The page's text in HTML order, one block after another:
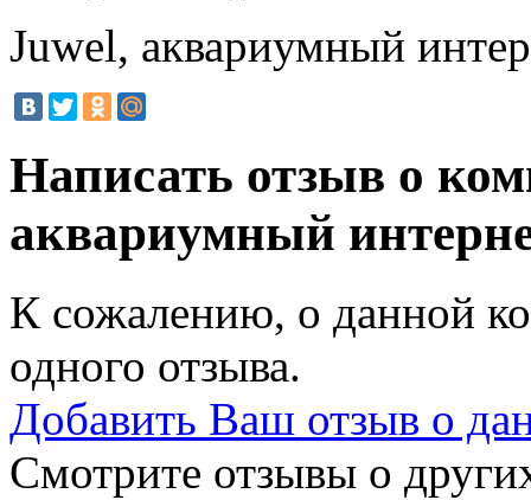
Juwel, аквариумный
Написать отзыв о
аквариумный
К сожалению, о данной
одного отзыва.
Добавить Ваш отзыв о
Смотрите отзывы о